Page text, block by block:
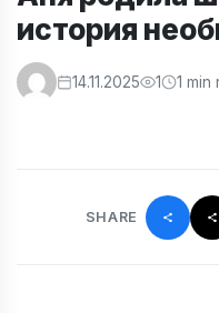
история
14.11.2025 1 1 min
SHARE